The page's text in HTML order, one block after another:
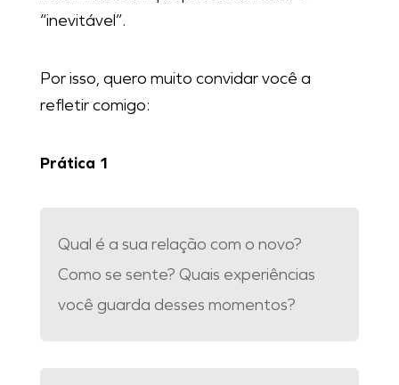
“inevitável”.
Por isso, quero muito convidar você a
refletir comigo:
Prática 1
Qual é a sua relação com o novo?
Como se sente? Quais experiências
você guarda desses momentos?